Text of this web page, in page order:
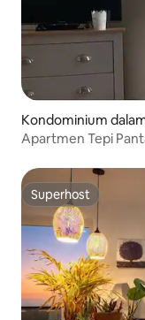
Kondominium
Apartmen Tepi
Superhost
Superhost